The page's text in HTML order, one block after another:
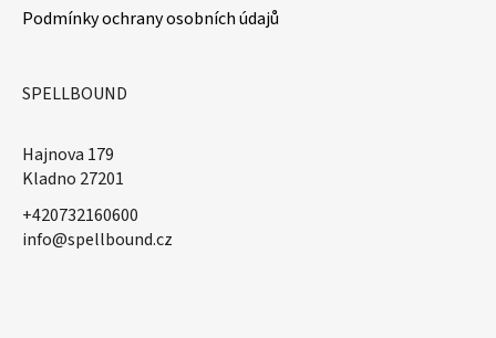
Podmínky ochrany osobních údajů
SPELLBOUND
Hajnova 179
Kladno 27201
+420732160600
​info@spellbound.cz